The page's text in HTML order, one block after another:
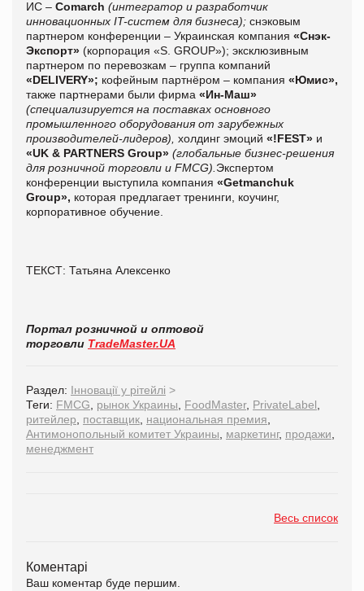
ИС – Comarch (интегратор и разработчик
инновационных IT-систем для бизнеса); снэковым
партнером конференции – Украинская компания «Снэк-
Экспорт» (корпорация «S. GROUP»); эксклюзивным
партнером по перевозкам – группа компаний
«DELIVERY»; кофейным партнёром – компания «Юмис»,
также партнерами были фирма «Ин-Маш»
(специализируется на поставках основного
промышленного оборудования от зарубежных
производителей-лидеров), холдинг эмоций «!FEST» и
«UK & PARTNERS Group» (глобальные бизнес-решения
для розничной торговли и FMCG).Экспертом
конференции выступила компания «Getmanchuk
Group», которая предлагает тренинги, коучинг,
корпоративное обучение.
ТЕКСТ: Татьяна Алексенко
Портал розничной и оптовой
торговли TradeMaster.UA
Раздел: Інновації у рітейлі >
Теги: FMCG, рынок Украины, FoodMaster, PrivateLabel,
ритейлер, поставщик, национальная премия,
Антимонопольный комитет Украины, маркетинг, продажи,
менеджмент
Весь список
Коментарі
Ваш коментар буде першим.